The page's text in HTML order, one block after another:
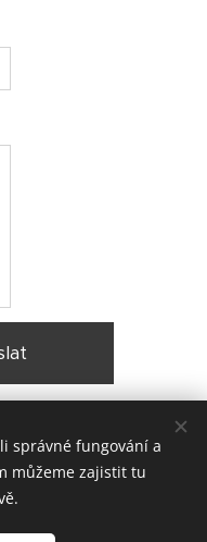
|Lokality
správné fungování a
můžeme zajistit tu